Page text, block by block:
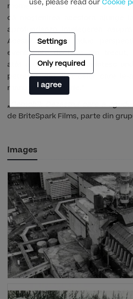
use, please read our Cookie
Settings
Only required
I agree
momente importante din istoria
că moștenirea acestora ajunge
aprofundează înțelegerea
Aceste producții aduc
evenimente decisive din trecut,
atât a celor care își amintesc
petrecut, cât și a celor care le-
manualele de istorie.”
„Cernobîl: Dezastrul care a
de BriteSpark Films, parte din
Images